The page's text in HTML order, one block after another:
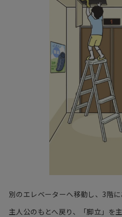
別のエレベーターへ移動し、3階
主人公のもとへ戻り、「脚立」を